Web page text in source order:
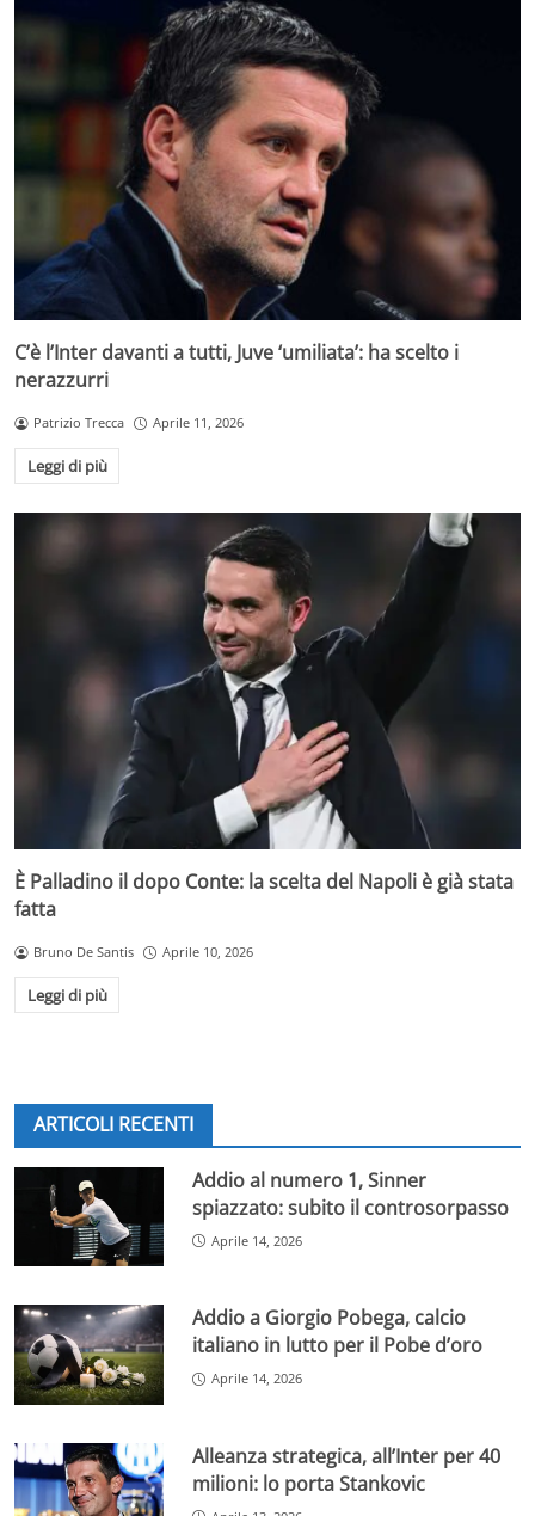
C’è l’Inter davanti a tutti, Juve ‘umiliata’: ha scelto i
nerazzurri
Patrizio Trecca Aprile 11, 2026
Leggi di più
È Palladino il dopo Conte: la scelta del Napoli è già stata
fatta
Bruno De Santis Aprile 10, 2026
Leggi di più
ARTICOLI RECENTI
Addio al numero 1, Sinner
spiazzato: subito il controsorpasso
Aprile 14, 2026
Addio a Giorgio Pobega, calcio
italiano in lutto per il Pobe d’oro
Aprile 14, 2026
Alleanza strategica, all’Inter per 40
milioni: lo porta Stankovic